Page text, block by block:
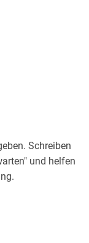
Schreiben
und helfen